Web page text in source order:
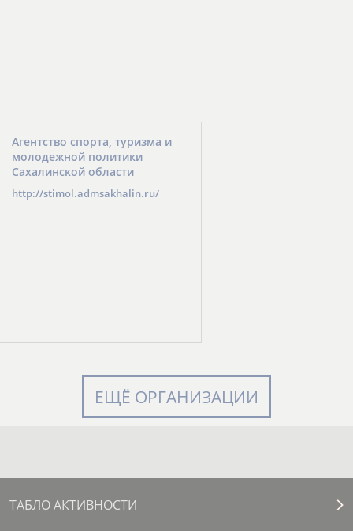
Агентство спорта, туризма и
молодежной политики
Сахалинской области
http://stimol.admsakhalin.ru/
ЕЩЁ ОРГАНИЗАЦИИ
ТАБЛО АКТИВНОСТИ